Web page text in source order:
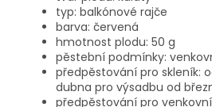
typ: balkónové rajče
barva: červená
hmotnost plodu: 50 g
pěstební podmínky:
předpěstování pro skleník:
dubna pro výsadbu od
předpěstování pro